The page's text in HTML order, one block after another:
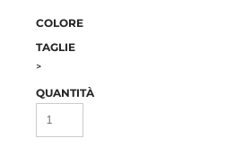
COLORE
TAGLIE
>
QUANTITÀ